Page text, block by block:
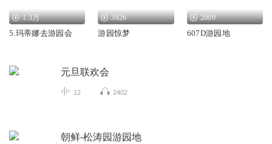
1.3万
5.玛蒂娜去游园会
3826
游园惊梦
2009
607D游园地
元旦联欢会
12 2402
朝鲜-松涛园游园地